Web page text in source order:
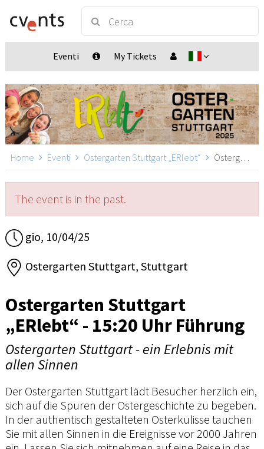
Eventi My Tickets
Home Eventi Ostergarten Stuttgart „ERlebt“ Ostergarten Stuttgart „ERlebt“ - 15:20 Uhr Führung, Stuttgart
The event is in the past.
gio, 10/04/25
Ostergarten Stuttgart, Stuttgart
Ostergarten Stuttgart
„ERlebt“ - 15:20 Uhr Führung
Ostergarten Stuttgart - ein Erlebnis mit
allen Sinnen
Der Ostergarten Stuttgart lädt Besucher herzlich ein,
sich auf die Spuren der Ostergeschichte zu begeben.
In der authentisch gestalteten Osterkulisse tauchen
Sie mit allen Sinnen in die Ereignisse vor 2000 Jahren